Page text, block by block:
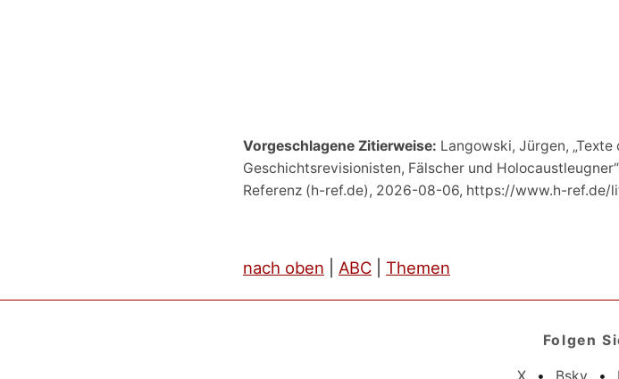
Vorgeschlagene Zitierweise: Langowski, Jürgen, „Texte
Geschichtsrevisionisten, Fälscher und
Referenz (h-ref.de), 2026-08-06, https://www.h-ref.de/
nach oben ABC Themen
Folgen